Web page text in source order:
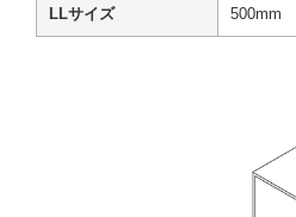
LLサイズ 500mm